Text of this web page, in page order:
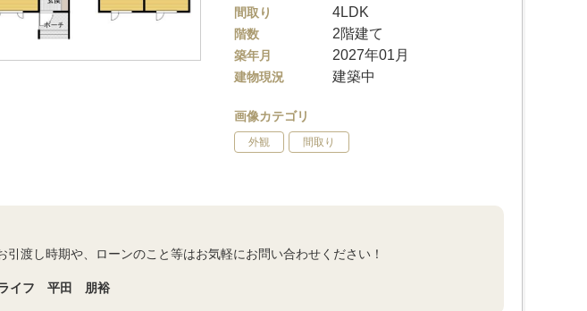
間取り 4LDK
階数 2階建て
築年月 2027年01月
建物現況 建築中
画像カテゴリ
外観 間取り
渡し時期や、ローンのこと等はお気軽にお問い合わせください！
ライフ 平田 朋裕